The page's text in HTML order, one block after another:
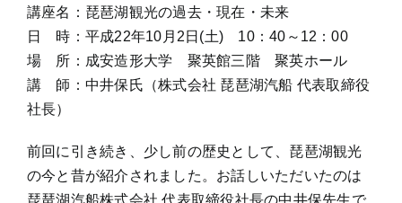
講座名：琵琶湖観光の過去・現在・未来
日 時：平成22年10月2日(土) 10：40～12：00
場 所：成安造形大学 聚英館三階 聚英ホール
講 師：中井保氏（株式会社 琵琶湖汽船 代表取締役
社長）
前回に引き続き、少し前の歴史として、琵琶湖観光
の今と昔が紹介されました。お話しいただいたのは
琵琶湖汽船株式会社 代表取締役社長の中井保先生で